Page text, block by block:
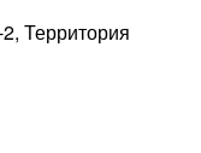
Территория